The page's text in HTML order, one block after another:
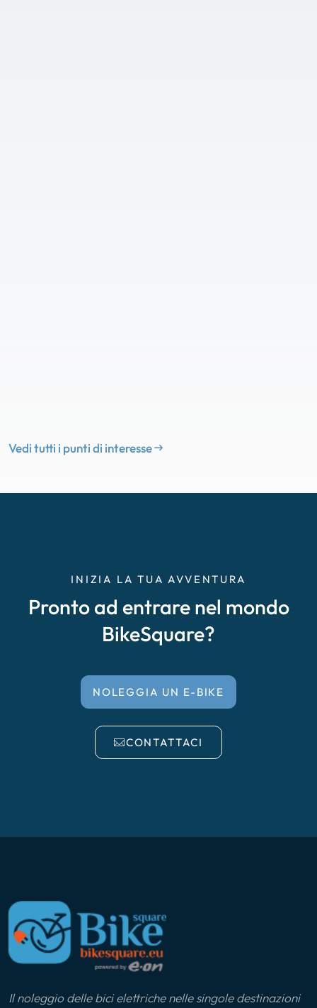
Vedi tutti i punti di interesse
INIZIA LA TUA AVVENTURA
Pronto ad entrare nel mondo
BikeSquare?
NOLEGGIA UN E-BIKE
CONTATTACI
Il noleggio delle bici elettriche nelle singole destinazioni